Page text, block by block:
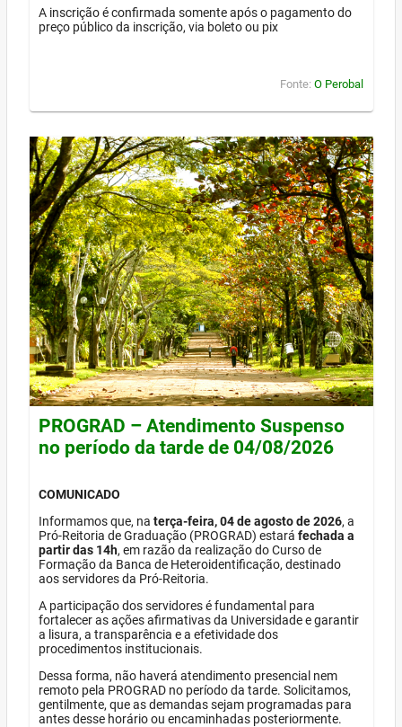
A inscrição é confirmada somente após o pagamento do
preço público da inscrição, via boleto ou pix
Fonte: O Perobal
PROGRAD – Atendimento Suspenso
no período da tarde de 04/08/2026
COMUNICADO
Informamos que, na terça-feira, 04 de agosto de 2026, a
Pró-Reitoria de Graduação (PROGRAD) estará fechada a
partir das 14h, em razão da realização do Curso de
Formação da Banca de Heteroidentificação, destinado
aos servidores da Pró-Reitoria.
A participação dos servidores é fundamental para
fortalecer as ações afirmativas da Universidade e garantir
a lisura, a transparência e a efetividade dos
procedimentos institucionais.
Dessa forma, não haverá atendimento presencial nem
remoto pela PROGRAD no período da tarde. Solicitamos,
gentilmente, que as demandas sejam programadas para
antes desse horário ou encaminhadas posteriormente.